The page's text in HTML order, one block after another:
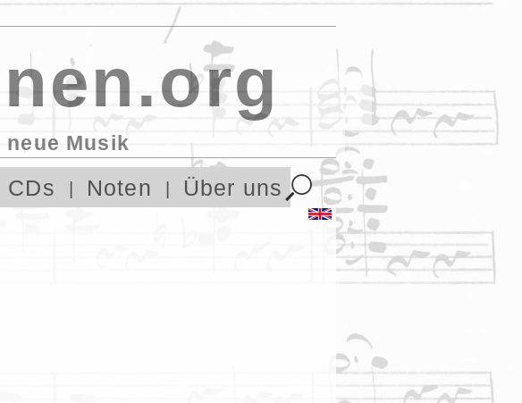
Musik
CDs Noten Über uns